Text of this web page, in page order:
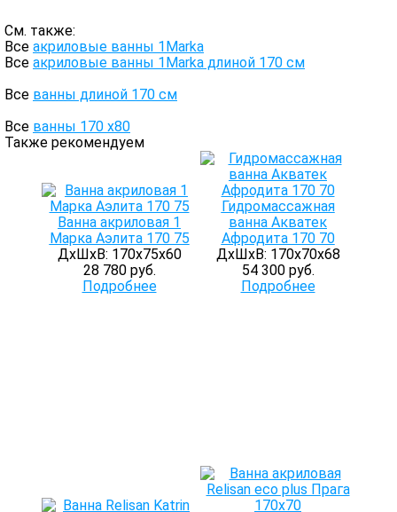
См. также:
Все акриловые ванны 1Marka
Все акриловые ванны 1Marka длиной 170 см
Все ванны длиной 170 см
Все ванны 170 х80
Также рекомендуем
Ванна акриловая 1
Марка Аэлита 170 75
ДхШхВ: 170х75х60
28 780 руб.
Подробнее
Гидромассажная
ванна Акватек
Афродита 170 70
ДхШхВ: 170х70х68
54 300 руб.
Подробнее